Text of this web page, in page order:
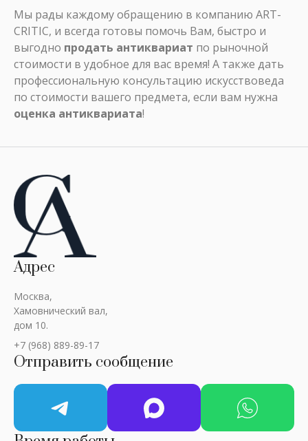
Мы рады каждому обращению в компанию ART-
CRITIC, и всегда готовы помочь Вам, быстро и
выгодно продать антиквариат по рыночной
стоимости в удобное для вас время! А также дать
профессиональную консультацию искусствоведа
по стоимости вашего предмета, если вам нужна
оценка антиквариата!
Адрес
Москва,
Хамовнический вал,
дом 10.
+7 (968) 889-89-17
Отправить сообщение